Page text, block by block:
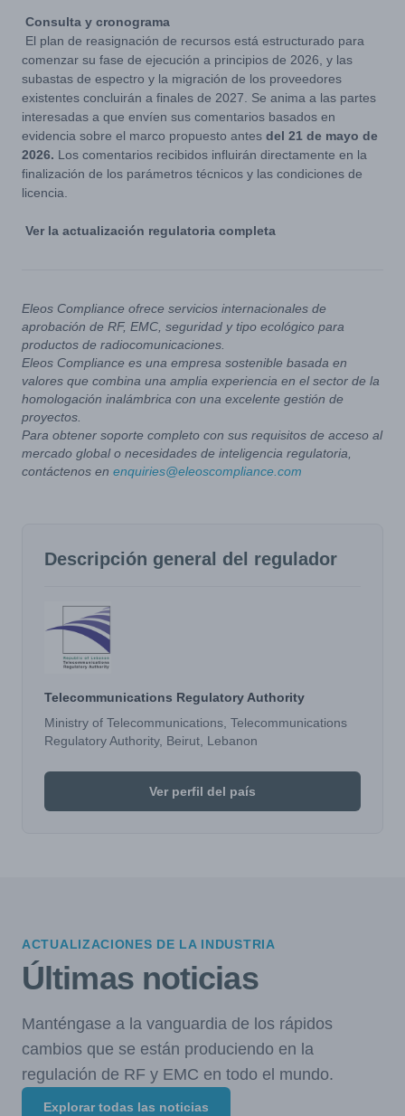
Consulta y cronograma
El plan de reasignación de recursos está estructurado para
comenzar su fase de ejecución a principios de 2026, y las
subastas de espectro y la migración de los proveedores
existentes concluirán a finales de 2027. Se anima a las partes
interesadas a que envíen sus comentarios basados en
evidencia sobre el marco propuesto antes del 21 de mayo de
2026. Los comentarios recibidos influirán directamente en la
finalización de los parámetros técnicos y las condiciones de
licencia.
Ver la actualización regulatoria completa
Eleos Compliance ofrece servicios internacionales de
aprobación de RF, EMC, seguridad y tipo ecológico para
productos de radiocomunicaciones.
Eleos Compliance es una empresa sostenible basada en
valores que combina una amplia experiencia en el sector de la
homologación inalámbrica con una excelente gestión de
proyectos.
Para obtener soporte completo con sus requisitos de acceso al
mercado global o necesidades de inteligencia regulatoria,
contáctenos en enquiries@eleoscompliance.com
Descripción general del regulador
Telecommunications Regulatory Authority
Ministry of Telecommunications, Telecommunications
Regulatory Authority, Beirut, Lebanon
Ver perfil del país
ACTUALIZACIONES DE LA INDUSTRIA
Últimas noticias
Manténgase a la vanguardia de los rápidos
cambios que se están produciendo en la
regulación de RF y EMC en todo el mundo.
Explorar todas las noticias